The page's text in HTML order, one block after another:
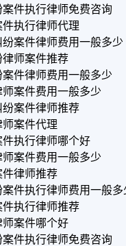
件执行律师免费咨询
执行律师代理
案件律师费用一般多少
师案件推荐
件律师费用一般多少
案件费用一般多少
案件律师推荐
案件代理
执行律师哪个好
案件费用一般多少
件律师推荐
件执行律师费用一般多
执行律师推荐
案件哪个好
件执行律师免费咨询